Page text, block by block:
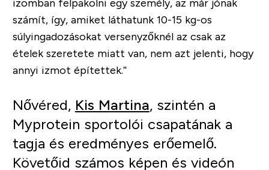
izomban felpakolni egy személy, az már jónak
számít, így, amiket láthatunk 10-15 kg-os
súlyingadozásokat versenyzőknél az csak az
ételek szeretete miatt van, nem azt jelenti, hogy
annyi izmot építettek.”
Nővéred, Kis Martina,szintén a
Myprotein sportolói csapatának a
tagja és eredményes erőemelő.
Követőid számos képen és videón